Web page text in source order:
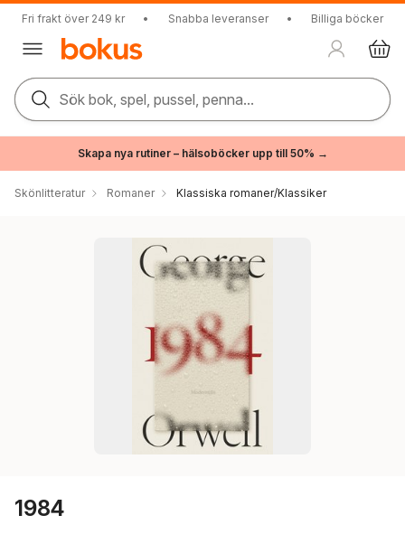
Fri frakt över 249 kr • Snabba leveranser • Billiga böcker
Sök bok, spel, pussel, penna...
Skapa nya rutiner – hälsoböcker upp till 50% →
Skönlitteratur Romaner Klassiska romaner/Klassiker
1984